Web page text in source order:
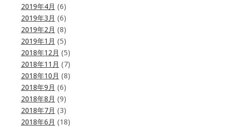
2019年4月 (6)
2019年3月 (6)
2019年2月 (8)
2019年1月 (5)
2018年12月 (5)
2018年11月 (7)
2018年10月 (8)
2018年9月 (6)
2018年8月 (9)
2018年7月 (3)
2018年6月 (18)